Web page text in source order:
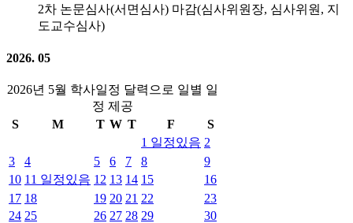
2차 논문심사(서면심사) 마감(심사위원장, 심사위원, 지
도교수심사)
2026. 05
2026년 5월 학사일정 달력으로 일별 일
정 제공
S
M T W T F
S
1 일정있음 2
3
4 5 6 7 8
9
10 11 일정있음 12 13 14 15
16
17 18 19 20 21 22
23
24 25 26 27 28 29
30